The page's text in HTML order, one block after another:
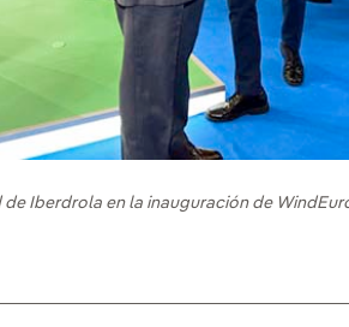
de Iberdrola en la inauguración de